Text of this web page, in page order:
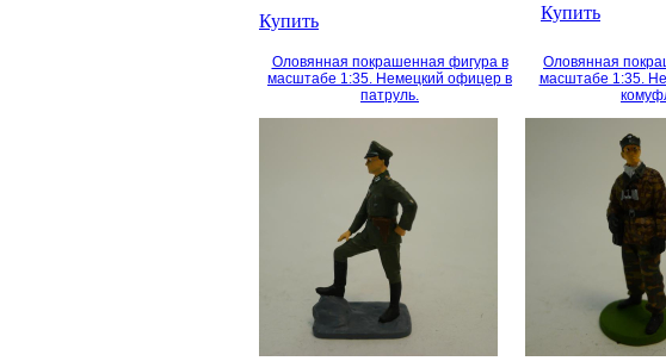
Купить
Купить
Оловянная покрашенная фигура в
масштабе 1:35. Немецкий офицер в
патруль.
Оловянная
масштабе 1:35.